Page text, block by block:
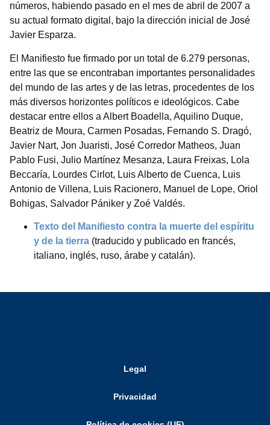
números, habiendo pasado en el mes de abril de 2007 a
su actual formato digital, bajo la dirección inicial de José
Javier Esparza.
El Manifiesto fue firmado por un total de 6.279 personas,
entre las que se encontraban importantes personalidades
del mundo de las artes y de las letras, procedentes de los
más diversos horizontes políticos e ideológicos. Cabe
destacar entre ellos a Albert Boadella, Aquilino Duque,
Beatriz de Moura, Carmen Posadas, Fernando S. Dragó,
Javier Nart, Jon Juaristi, José Corredor Matheos, Juan
Pablo Fusi, Julio Martínez Mesanza, Laura Freixas, Lola
Beccaría, Lourdes Cirlot, Luis Alberto de Cuenca, Luis
Antonio de Villena, Luis Racionero, Manuel de Lope, Oriol
Bohigas, Salvador Pániker y Zoé Valdés.
Texto del Manifiesto contra la muerte del espíritu
y de la tierra (traducido y publicado en francés,
italiano, inglés, ruso, árabe y catalán).
Legal
Privacidad